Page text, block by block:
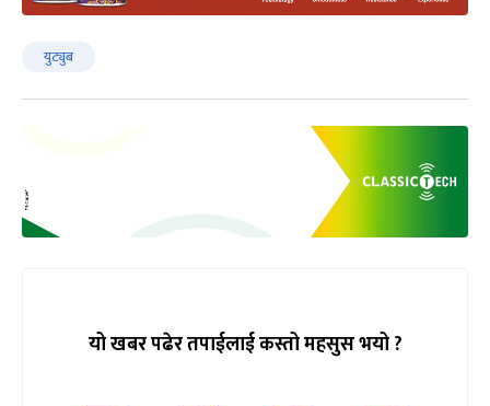
युट्युब
यो खबर पढेर तपाईलाई कस्तो महसुस भयो ?